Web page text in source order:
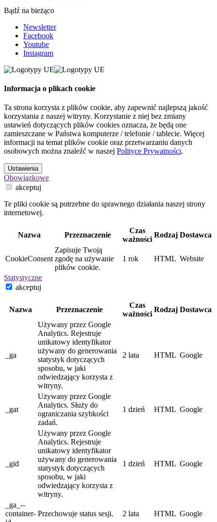
Bądź na bieżąco
Newsletter
Facebook
Youtube
Instagram
Informacja o plikach cookie
Ta strona korzysta z plików cookie, aby zapewnić najlepszą jakość
korzystania z naszej witryny. Korzystanie z niej bez zmiany
ustawień dotyczących plików cookies oznacza, że będą one
zamieszczane w Państwa komputerze / telefonie / tablecie. Więcej
informacji na temat plików cookie oraz przetwarzaniu danych
osobowych można znaleźć w naszej Polityce Prywatności.
Ustawienia
Obowiązkowe
akceptuj
Te pliki cookie są potrzebne do sprawnego działania naszej strony
internetowej.
Nazwa Przeznaczenie
Czas
ważności
Rodzaj Dostawca
CookieConsent
Zapisuje Twoją
zgodę na używanie
plików cookie.
1 rok HTML Website
Statystyczne
akceptuj
Nazwa Przeznaczenie
Czas
ważności
Rodzaj Dostawca
_ga
Używany przez Google
Analytics. Rejestruje
unikatowy identyfikator
używany do generowania
statystyk dotyczących
sposobu, w jaki
odwiedzający korzysta z
witryny.
2 lata HTML Google
_gat
Używany przez Google
Analytics. Służy do
ograniczania szybkości
zadań.
1 dzień HTML Google
_gid
Używany przez Google
Analytics. Rejestruje
unikatowy identyfikator
używany do generowania
statystyk dotyczących
sposobu, w jaki
odwiedzający korzysta z
witryny.
1 dzień HTML Google
_ga_--
container- Przechowuje status sesji. 2 lata HTML Google